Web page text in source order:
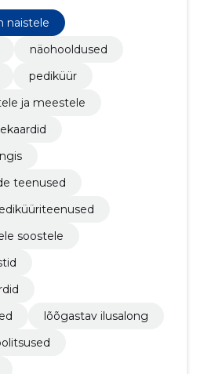
naistele
näohooldused
pediküür
ja meestele
teenused
soostele
lõõgastav ilusalong